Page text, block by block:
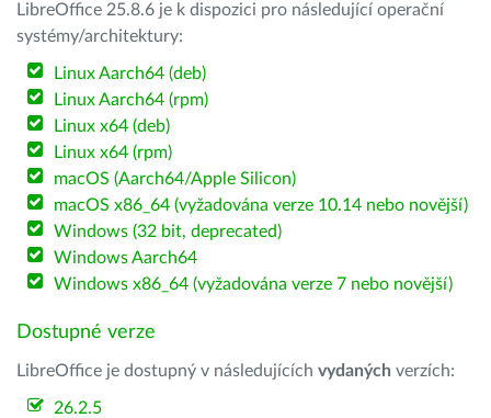
LibreOffice 25.8.6 je k dispozici pro následující operační
systémy/architektury:
Linux Aarch64 (deb)
Linux Aarch64 (rpm)
Linux x64 (deb)
Linux x64 (rpm)
macOS (Aarch64/Apple Silicon)
macOS x86_64 (vyžadována verze 10.14 nebo novější)
Windows (32 bit, deprecated)
Windows Aarch64
Windows x86_64 (vyžadována verze 7 nebo novější)
Dostupné verze
LibreOffice je dostupný v následujících vydaných verzích:
26.2.5